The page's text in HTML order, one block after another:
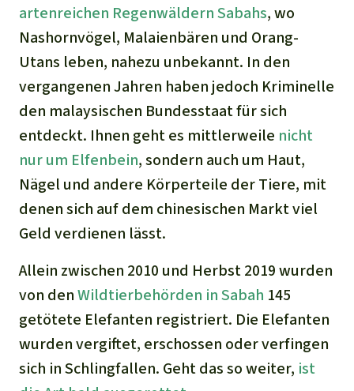
Straßen
Zement und Beton
artenreichen Regenwäldern Sabahs, wo
Nashornvögel, Malaienbären und Orang-
Utans leben, nahezu unbekannt. In den
vergangenen Jahren haben jedoch Kriminelle
den malaysischen Bundesstaat für sich
entdeckt. Ihnen geht es mittlerweile nicht
nur um Elfenbein, sondern auch um Haut,
Nägel und andere Körperteile der Tiere, mit
denen sich auf dem chinesischen Markt viel
Geld verdienen lässt.
Allein zwischen 2010 und Herbst 2019 wurden
von denWildtierbehörden in Sabah 145
getötete Elefanten registriert. Die Elefanten
wurden vergiftet, erschossen oder verfingen
sich in Schlingfallen. Geht das so weiter, ist